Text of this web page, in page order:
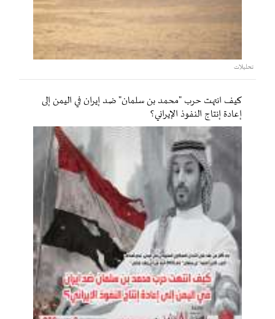
تحليلات
كيف انتهت حرب "محمد بن سلمان" ضد إيران في اليمن إلى
إعادة إنتاج النفوذ الإيراني؟